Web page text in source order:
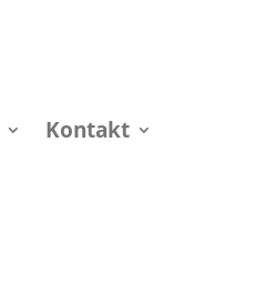
Kontakt